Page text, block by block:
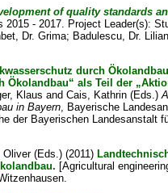
of quality standards
2015 - 2017. Project Leader(s):
Dr. Grima; Badulescu, Dr.
durch
Ökolandbau“ als Teil der
Klaus andCais, Kathrin (Eds.)
in Bayern, Bayerische
der Bayerischen Landesanstalt
Oliver(Eds.) (2011)
[Agricultural